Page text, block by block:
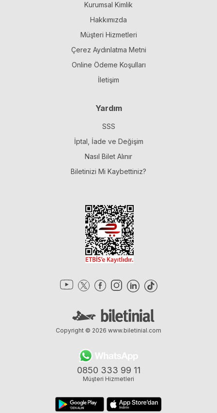
Kurumsal Kimlik
Hakkımızda
Müşteri Hizmetleri
Çerez Aydınlatma Metni
Online Ödeme Koşulları
İletişim
Yardım
SSS
İptal, İade ve Değişim
Nasıl Bilet Alınır
Biletinizi Mi Kaybettiniz?
0850 333 99 11
Müşteri Hizmetleri
Copyright © 2026 www.biletinial.com